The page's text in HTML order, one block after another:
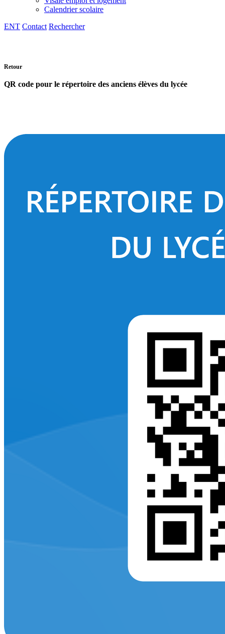
Calendrier scolaire
ENT Contact Rechercher
Retour
QR code pour le répertoire des anciens élèves du lycée